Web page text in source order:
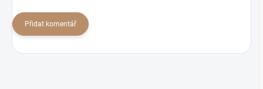
Přidat komentář